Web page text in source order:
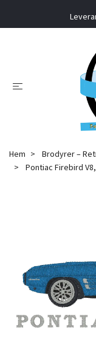
Hem Brodyrer –
Pontiac Firebird